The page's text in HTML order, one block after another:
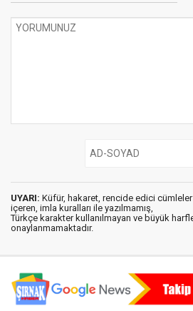
UYARI: Küfür, hakaret, rencide edici cümleler
içeren, imla kuralları ile yazılmamış,
Türkçe karakter kullanılmayan ve büyük
onaylanmamaktadır.